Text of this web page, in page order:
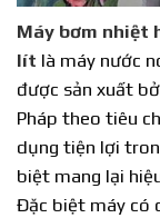
Máy bơm nhiệt
lít là máy nước
được sản xuất
Pháp theo tiêu
dụng tiện lợi
biệt mang lại
Đặc biệt máy có